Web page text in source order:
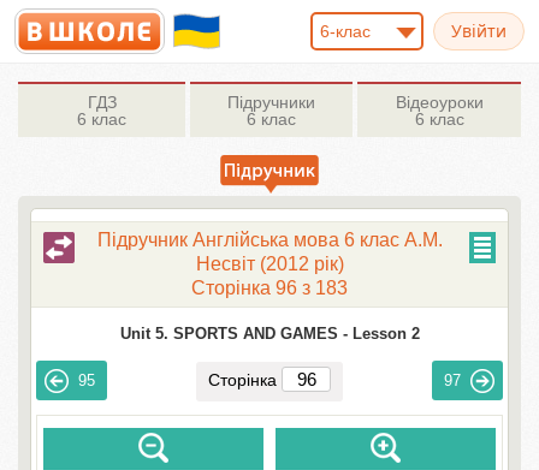
6-клас
ГДЗ
6 клас
Підручники
6 клас
Відеоуроки
6 клас
Підручник Англійська мова 6 клас А.М.
Несвіт (2012 рік)
Сторінка 96 з 183
Unit 5. SPORTS AND GAMES - Lesson 2
95 Сторінка 97